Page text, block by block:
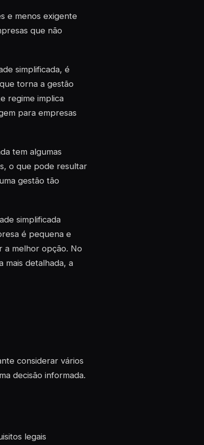
e menos exigente
que não
simplificada, é
torna a gestão
regime implica
para empresas
tem algumas
o que pode resultar
gestão tão
simplificada
é pequena e
a melhor opção. No
mais detalhada, a
considerar vários
decisão informada.
legais